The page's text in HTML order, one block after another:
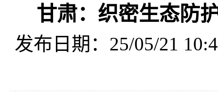
甘肃：织密生态防
发布日期：25/05/21